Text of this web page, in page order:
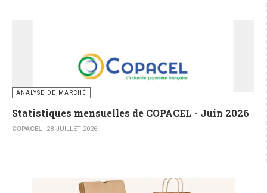
ANALYSE DE MARCHÉ
Statistiques mensuelles de COPACEL - Juin 2026
COPACEL 28 JUILLET 2026